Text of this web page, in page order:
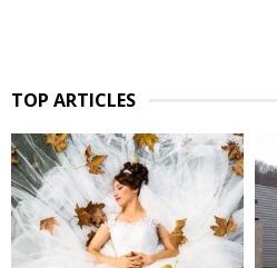
TOP ARTICLES